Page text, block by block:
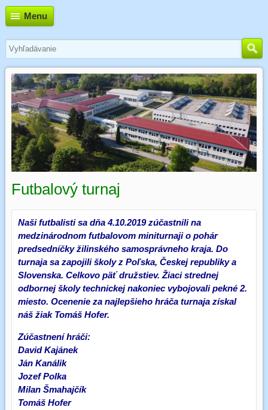
Menu
Futbalový turnaj
Naši futbalisti sa dňa 4.10.2019 zúčastnili na
medzinárodnom futbalovom miniturnaji o pohár
predsedníčky žilinského samosprávneho kraja. Do
turnaja sa zapojili školy z Poľska, Českej republiky a
Slovenska. Celkovo päť družstiev. Žiaci strednej
odbornej školy technickej nakoniec vybojovali pekné 2.
miesto. Ocenenie za najlepšieho hráča turnaja získal
náš žiak Tomáš Hofer.
Zúčastnení hráči:
David Kajánek
Ján Kanálik
Jozef Polka
Milan Šmahajčík
Tomáš Hofer